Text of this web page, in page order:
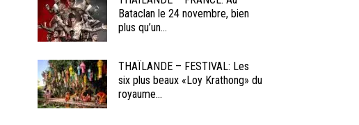
Bataclan le 24 novembre, bien
plus qu’un...
THAÏLANDE – FESTIVAL: Les
six plus beaux «Loy Krathong» du
royaume...